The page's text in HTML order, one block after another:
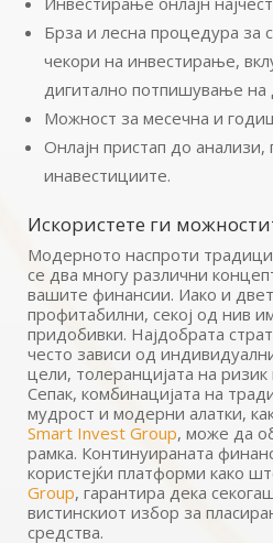
Брза и лесна процедура за
чекори на инвестирање,
дигитално потпишување на
Можност за месечна и
Онлајн пристап до
инавестициите.
Искористете ги
Модерното наспроти
се два многу различни
вашите финансии. Иако и
профитабилни, секој од нив
придобивки. Најдобрата
често зависи од
цели, толеранцијата на
Сепак, комбинацијата на
мудрост и модерни алатки,
Smart Invest Group, може да
рамка. Континуираната
користејќи платформи како
Group, гарантира дека
вистинскиот избор за
средства.